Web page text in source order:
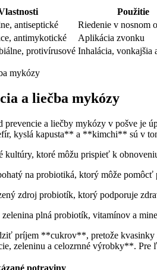
Použitie
antiseptické
Riedenie v nosnom
antimykotické
Aplikácia zvonku
protivírusové Inhalácia, vonkajšia
a liečba mykózy
prevencie a liečby mykózy v pošve
kyslá kapusta** a **kimchi** sú v
kultúry, ktoré môžu prispieť k
na probiotiká, ktorý môže
zdroj probiotík, ktorý podporuje
zelenina plná probiotík, vitamínov a
príjem **cukrov**, pretože kvasinky
zeleninu a celozrnné výrobky**.
potraviny